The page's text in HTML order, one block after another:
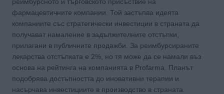
фармацевтичните компании. Той застъпва идеята
компаниите със стратегически инвестиции в страната да
получават намаление в задължителните отстъпки,
прилагани в публичните продажби. За реимбурсираните
лекарства отстъпката е 2%, но тя може да се намали въз
основа на рейтинга на компанията в Profarma. Планът
подобрява достъпността до иновативни терапии и
насърчава инвестициите в производство в страната.